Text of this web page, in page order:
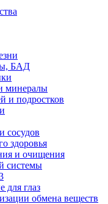
БАД
минералы
и подростков
сосудов
здоровья
и очищения
системы
для глаз
обмена веществ